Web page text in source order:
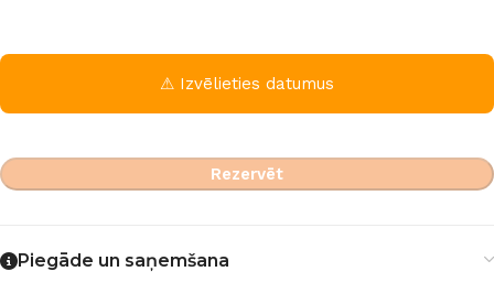
⚠ Izvēlieties datumus
Rezervēt
Piegāde un saņemšana